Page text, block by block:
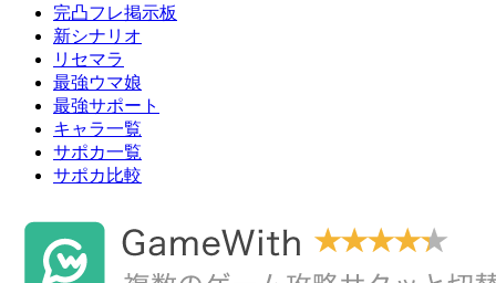
完凸フレ掲示板
新シナリオ
リセマラ
最強ウマ娘
最強サポート
キャラ一覧
サポカ一覧
サポカ比較